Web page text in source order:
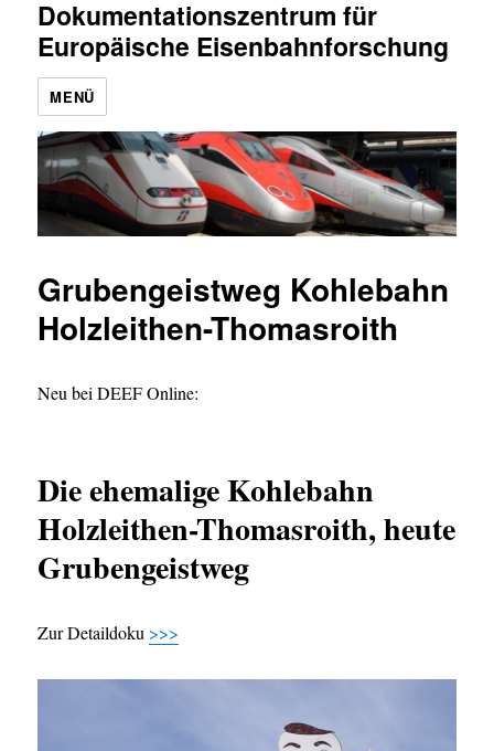
Dokumentationszentrum für
Europäische Eisenbahnforschung
MENÜ
Grubengeistweg Kohlebahn
Holzleithen-Thomasroith
Neu bei DEEF Online:
Die ehemalige Kohlebahn
Holzleithen-Thomasroith, heute
Grubengeistweg
Zur Detaildoku >>>